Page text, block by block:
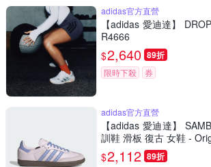
adidas官方直營
【adidas 愛迪達】
R4666
$2,640 89折
限時下殺 券
adidas官方直營
【adidas 愛迪達】
訓鞋 滑板 復古 女鞋 -
$2,112 89折